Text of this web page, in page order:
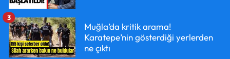
Muğla’da kritik arama!
Karatepe’nin gösterdiği yerlerden
ne çıktı
3